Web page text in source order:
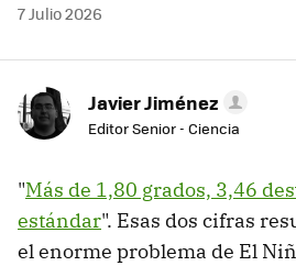
7 Julio 2026
Javier Jiménez
Editor Senior - Ciencia
"Más de 1,80 grados, 3,46
estándar". Esas dos cifras
el enorme problema de El